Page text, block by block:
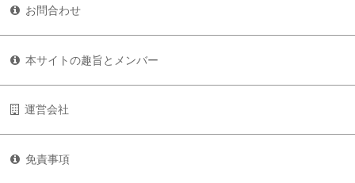
お問合わせ
本サイトの趣旨とメンバー
運営会社
免責事項